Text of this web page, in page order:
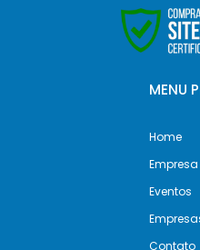
MENU
Home
Empresa
Eventos
Contato